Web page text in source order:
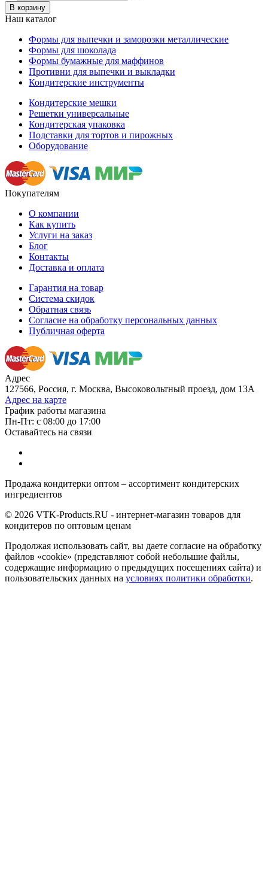
В корзину
Наш каталог
Формы для выпечки и заморозки металлические
Формы для шоколада
Формы бумажные для маффинов
Противни для выпечки и выкладки
Кондитерские инструменты
Кондитерские мешки
Решетки универсальные
Кондитерская упаковка
Подставки для тортов и пирожных
Оборудование
Покупателям
О компании
Как купить
Услуги на заказ
Блог
Контакты
Доставка и оплата
Гарантия на товар
Система скидок
Обратная связь
Согласие на обработку персональных данных
Публичная оферта
Адрес
127566, Россия, г. Москва, Высоковольтный проезд, дом 13А
Адрес на карте
График работы магазина
Пн-Пт: с 08:00 до 17:00
Оставайтесь на связи
Продажа кондитерки оптом – ассортимент кондитерских
ингредиентов
© 2026 VTK-Products.RU - интернет-магазин товаров для
кондитеров по оптовым ценам
Продолжая использовать сайт, вы даете согласие на обработку
файлов «cookie» (представляют собой небольшие файлы,
содержащие информацию о предыдущих посещениях сайта) и
пользовательских данных на условиях политики обработки.